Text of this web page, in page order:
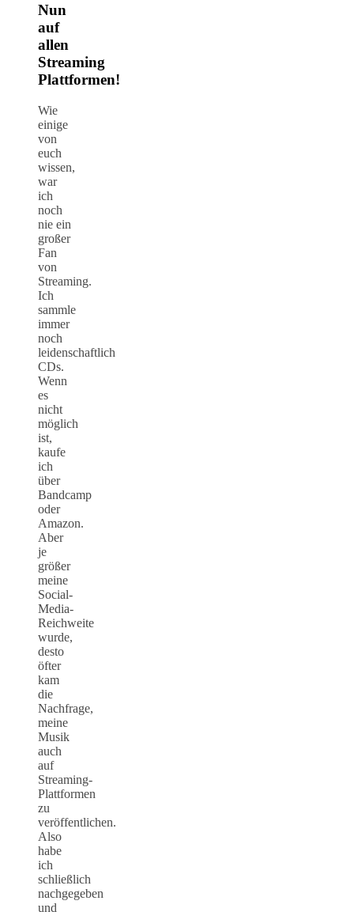
Nun
auf
allen
Streaming
Plattformen!
Wie
einige
von
euch
wissen,
war
ich
noch
nie ein
großer
Fan
von
Streaming.
Ich
sammle
immer
noch
leidenschaftlich
CDs.
Wenn
es
nicht
möglich
ist,
kaufe
ich
über
Bandcamp
oder
Amazon.
Aber
je
größer
meine
Social-
Media-
Reichweite
wurde,
desto
öfter
kam
die
Nachfrage,
meine
Musik
auch
auf
Streaming-
Plattformen
zu
veröffentlichen.
Also
habe
ich
schließlich
nachgegeben
und